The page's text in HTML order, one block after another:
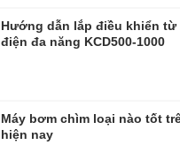
Hướng dẫn lắp điều khiển từ
điện đa năng KCD500-1000
Máy bơm chìm loại nào tốt
hiện nay